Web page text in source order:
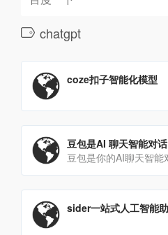
chatgpt
coze扣子智能化模型
豆包是AI 聊天智能对
sider一站式人工智能